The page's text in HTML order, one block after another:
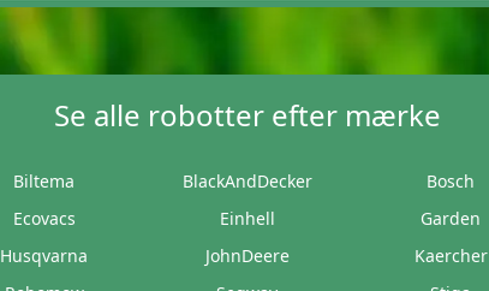
Se alle robotter efter mærke
Biltema BlackAndDecker Bosch
Ecovacs Einhell Garden
Husqvarna JohnDeere Kaercher